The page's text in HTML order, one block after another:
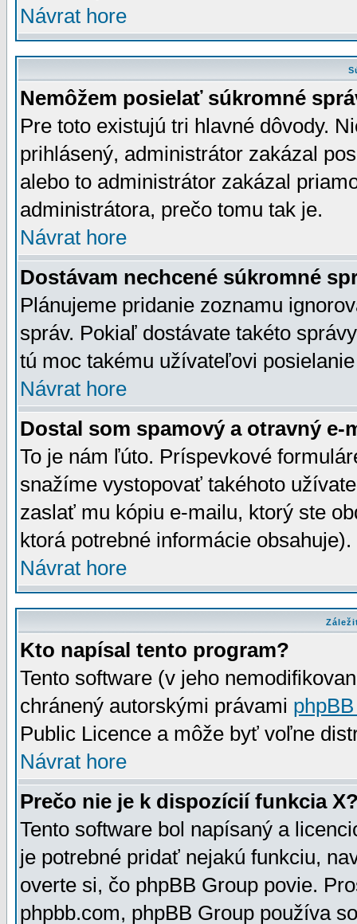
Návrat hore
Nemôžem posielať súkromné
Pre toto existujú tri hlavné dôvody.
prihlásený, administrátor zakázal
alebo to administrátor zakázal
administrátora, prečo tomu tak je.
Návrat hore
Dostávam nechcené súkromné
Plánujeme pridanie zoznamu
správ. Pokiaľ dostávate takéto
tú moc takému užívateľovi
Návrat hore
Dostal som spamový a otravný e-
To je nám ľúto. Príspevkové
snažíme vystopovať takéhoto
zaslať mu kópiu e-mailu, ktorý ste
ktorá potrebné informácie
Návrat hore
Kto napísal tento program?
Tento software (v jeho
chránený autorskými právami
Public Licence a môže byť voľne
Návrat hore
Prečo nie je k dispozícií funkcia
Tento software bol napísaný a
je potrebné pridať nejakú funkciu,
overte si, čo phpBB Group povie.
phpbb.com, phpBB Group používa